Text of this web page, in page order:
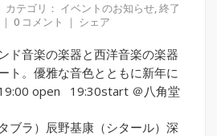
カテゴリ： イベントのお知らせ,終了
｜ 0 コメント ｜ シェア
ド音楽の楽器と西洋音楽の楽器
ト。優雅な音色とともに新年に
open 19:30start ＠八角堂
ブラ）辰野基康（シタール）深